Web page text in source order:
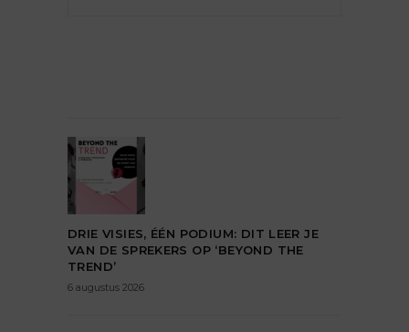
DRIE VISIES, ÉÉN PODIUM: DIT LEER JE
VAN DE SPREKERS OP ‘BEYOND THE
TREND’
6 augustus 2026